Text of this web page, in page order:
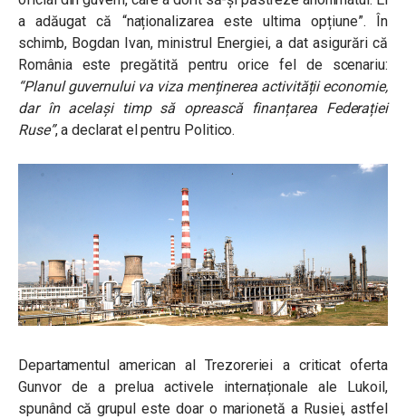
a adăugat că “naționalizarea este ultima opțiune”. În
schimb, Bogdan Ivan, ministrul Energiei, a dat asigurări că
România este pregătită pentru orice fel de scenariu:
“Planul guvernului va viza menținerea activității economie,
dar în același timp să oprească finanțarea Federației
Ruse”, a declarat el pentru Politico.
Departamentul american al Trezoreriei a criticat oferta
Gunvor de a prelua activele internaționale ale Lukoil,
spunând că grupul este doar o marionetă a Rusiei, astfel